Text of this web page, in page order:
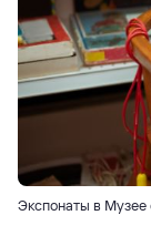
Экспонаты в Музее